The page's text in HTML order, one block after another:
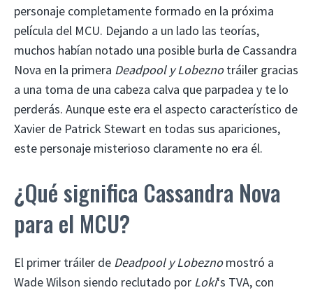
personaje completamente formado en la próxima
película del MCU. Dejando a un lado las teorías,
muchos habían notado una posible burla de Cassandra
Nova en la primera Deadpool y Lobeznotráiler gracias
a una toma de una cabeza calva que parpadea y te lo
perderás. Aunque este era el aspecto característico de
Xavier de Patrick Stewart en todas sus apariciones,
este personaje misterioso claramente no era él.
¿Qué significa Cassandra Nova
para el MCU?
El primer tráiler de Deadpool y Lobeznomostró a
Wade Wilson siendo reclutado por Loki‘s TVA, con